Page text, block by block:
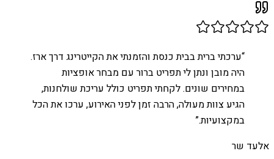
“ערכתי ברית בבית כנסת והזמנתי את הקייטרינג דרך ארז.
היה מובן ונתן לי תפריט ברור עם מבחר אופציות
במחירים שונים. לקחתי תפריט כולל עריכת שולחנות,
הגיע צוות מעולה, הרבה זמן לפני האירוע, ערכו את הכל
במקצועיות.”
אלעד שר